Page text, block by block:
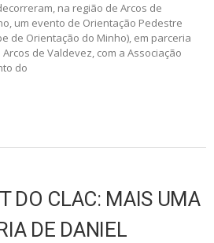
na região de Arcos de
um evento de Orientação Pedestre
de Orientação do Minho), em parceria
de Valdevez, com a Associação
do
DO CLAC: MAIS UMA
DE DANIEL